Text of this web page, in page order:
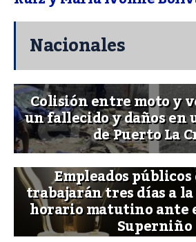
Nacionales
Colisión entre moto y
un fallecido y daños
de Puerto La
Empleados públicos
trabajarán tres días a
horario matutino ante
Superniño